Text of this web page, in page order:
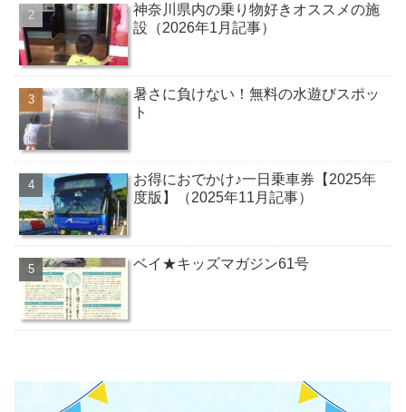
神奈川県内の乗り物好きオススメの施
設（2026年1月記事）
暑さに負けない！無料の水遊びスポッ
ト
お得におでかけ♪一日乗車券【2025年
度版】（2025年11月記事）
ベイ★キッズマガジン61号